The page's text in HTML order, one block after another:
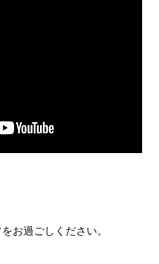
お過ごしください。